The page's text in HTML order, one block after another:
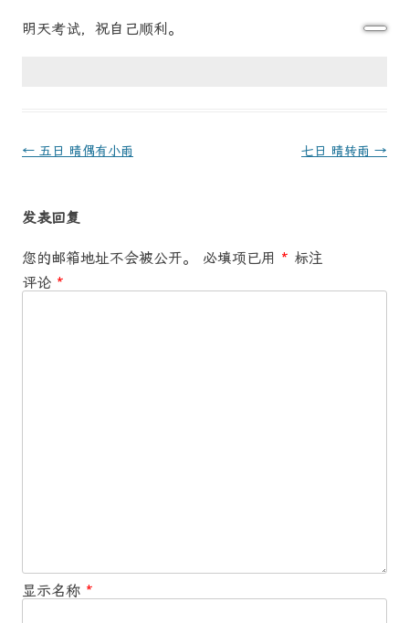
明天考试，祝自己顺利。
文
航
← 五日 晴偶有小雨 七日 晴转雨 →
发表回复
您的邮箱地址不会被公开。 必填项已用 * 标注
评论 *
显示名称 *